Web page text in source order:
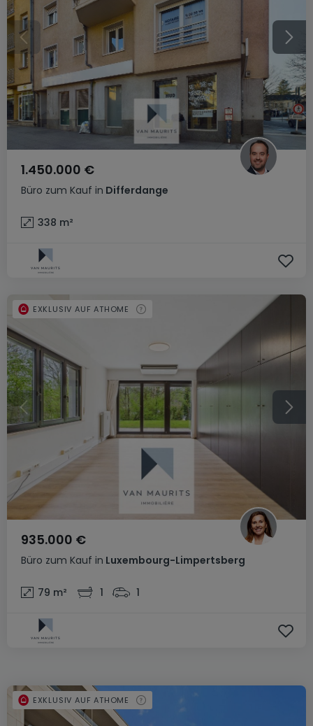
Büro zum Kauf in Differdange
1.450.000 €
338 m²
Büro zum Kauf in Luxembourg-Limpertsberg
935.000 €
79 m² 1 1
EXKLUSIV AUF ATHOME
EXKLUSIV AUF ATHOME